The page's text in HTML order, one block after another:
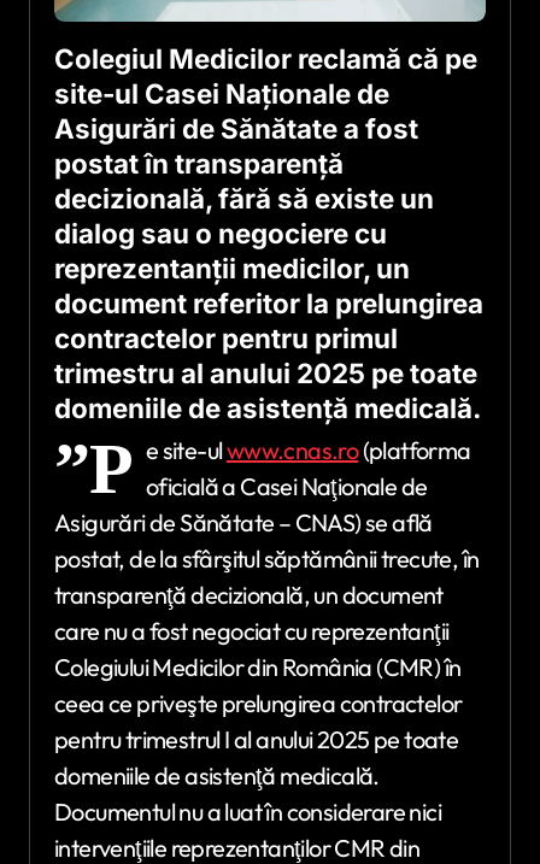
Colegiul Medicilor reclamă că pe
site-ul Casei Naţionale de
Asigurări de Sănătate a fost
postat în transparenţă
decizională, fără să existe un
dialog sau o negociere cu
reprezentanţii medicilor, un
document referitor la prelungirea
contractelor pentru primul
trimestru al anului 2025 pe toate
domeniile de asistenţă medicală.
”P e site-ulwww.cnas.ro(platforma
oficială a Casei Naţionale de
Asigurări de Sănătate – CNAS) se află
postat, de la sfârşitul săptămânii trecute, în
transparenţă decizională, un document
care nu a fost negociat cu reprezentanţii
Colegiului Medicilor din România (CMR) în
ceea ce priveşte prelungirea contractelor
pentru trimestrul I al anului 2025 pe toate
domeniile de asistenţă medicală.
Documentul nu a luat în considerare nici
intervenţiile reprezentanţilor CMR din